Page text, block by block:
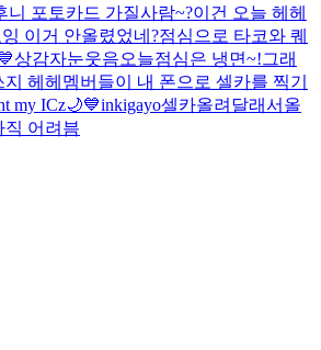
니 포토카드 가질사람~?이건 오늘 헤헤
잉 이거 안올렸었네?점심으로 타코와 퀘
상감자눈웃음오늘점심은 냉면~!그래
헤헤 멤버들이 내 폰으로 셀카를 찍기
my ICz🌙💙inkigayo셀카올려달래서올
직 어려븜